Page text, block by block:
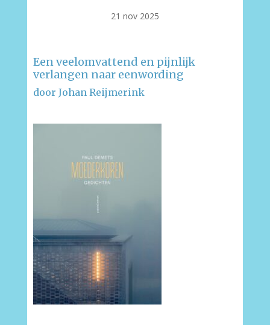
21 nov 2025
Een veelomvattend en pijnlijk
verlangen naar eenwording
door Johan Reijmerink